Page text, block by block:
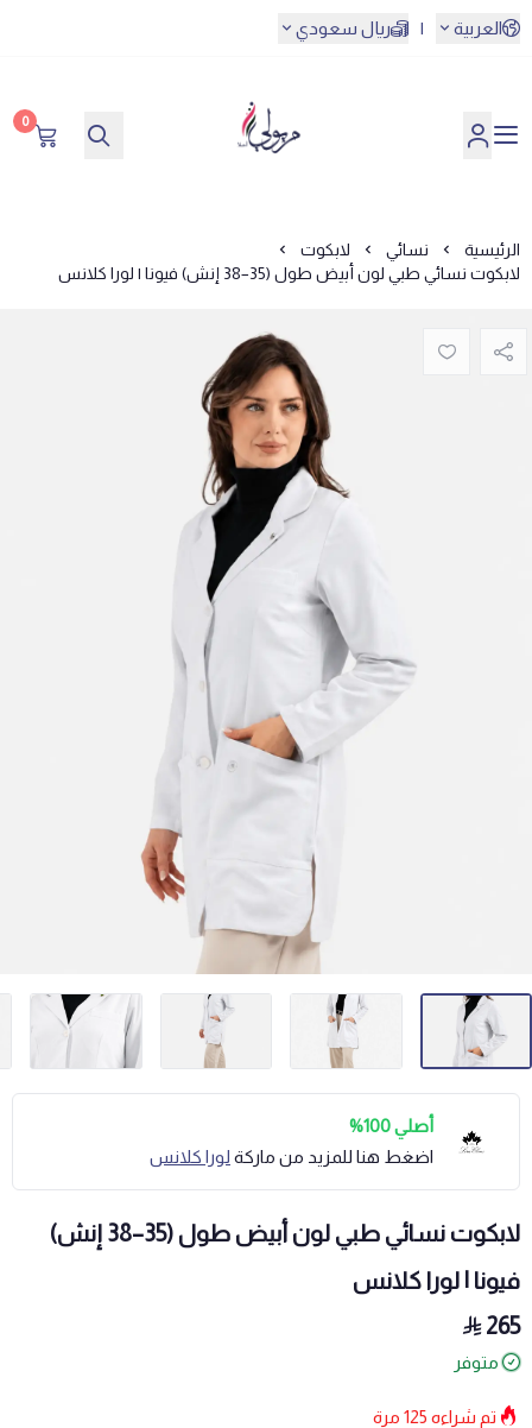
العربية | ريال سعودي
مريولي أحلا
0
الرئيسية نسائي
لابكوت
لابكوت نسائي طبي لون أبيض طول (35–38 إنش) فيونا | لورا كلانس
أصلي 100%
اضغط هنا للمزيد من ماركة لورا كلانس
لابكوت نسائي طبي لون أبيض طول (35–38 إنش)
فيونا | لورا كلانس
265
متوفر
تم شراءه 125 مرة